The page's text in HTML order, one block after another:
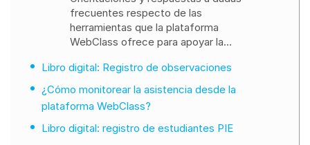
frecuentes respecto de las
herramientas que la plataforma
WebClass ofrece para apoyar la
convivencia con los demás y con uno
mismo.
Libro digital: Registro de observaciones
¿Cómo monitorear la asistencia desde la
plataforma WebClass?
Libro digital: registro de estudiantes PIE